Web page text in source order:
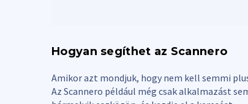
Hogyan segíthet az Scannero
Amikor azt mondjuk, hogy nem kell semmi
Az Scannero például még csak alkalmazást